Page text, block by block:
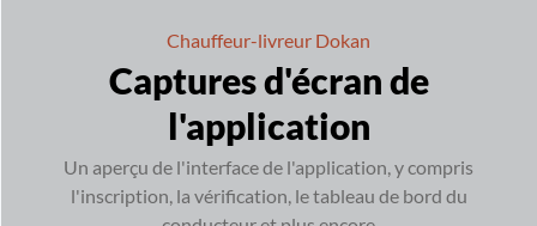
Chauffeur-livreur Dokan
Captures d'écran de
l'application
Un aperçu de l'interface de l'application, y compris
l'inscription, la vérification, le tableau de bord du